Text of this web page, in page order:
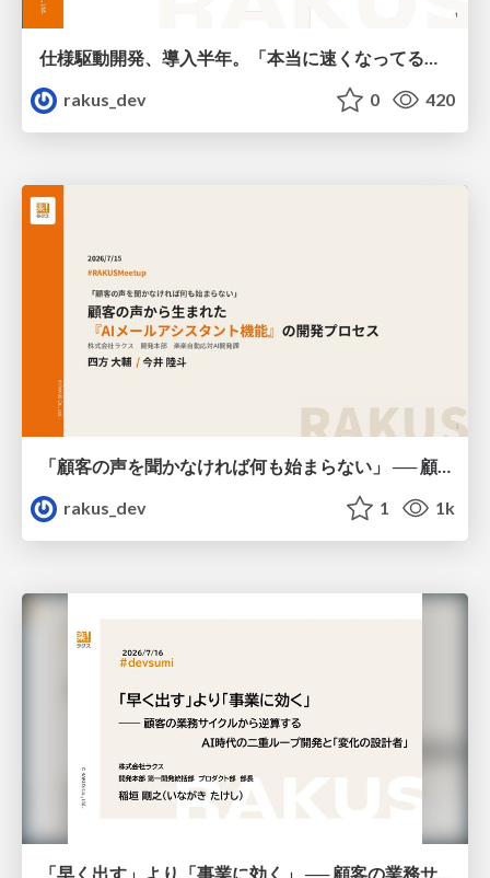
仕様駆動開発、導入半年。「本当に速くなってるの?」にデータで答える / AICon2026_hirakawa
rakus_dev
0 420
「顧客の声を聞かなければ何も始まらない」 ── 顧客の声から生まれた『AI返信補助機能』の開発プロセス / AICon2026_shikata_imai
rakus_dev
1 1k